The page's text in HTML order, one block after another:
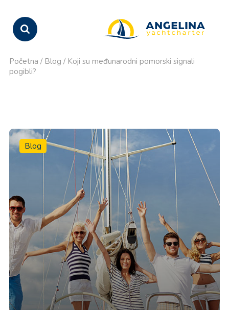
Početna / Blog / Koji su međunarodni pomorski signali
pogibli?
Blog